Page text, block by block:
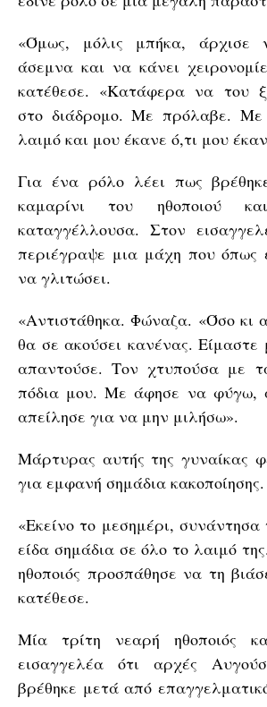
«Όμως, μόλις μπήκα, άρχισε
άσεμνα και να κάνει
κατέθεσε. «Κατάφερα να του
στο διάδρομο. Με πρόλαβε.
λαιμό και μου έκανε ό,τι μου
Για ένα ρόλο λέει πως
καμαρίνι του ηθοποιού
καταγγέλλουσα. Στον
περιέγραψε μια μάχη που όπως
να γλιτώσει.
«Αντιστάθηκα. Φώναζα. «Όσο κι
θα σε ακούσει κανένας. Είμαστε
απαντούσε. Τον χτυπούσα με
πόδια μου. Με άφησε να φύγω,
απείλησε για να μην μιλήσω».
Μάρτυρας αυτής της γυναίκας
για εμφανή σημάδια κακοποίησης.
«Εκείνο το μεσημέρι, συνάντησα
είδα σημάδια σε όλο το λαιμό
ηθοποιός προσπάθησε να τη
κατέθεσε.
Μία τρίτη νεαρή ηθοποιός
εισαγγελέα ότι αρχές
βρέθηκε μετά από